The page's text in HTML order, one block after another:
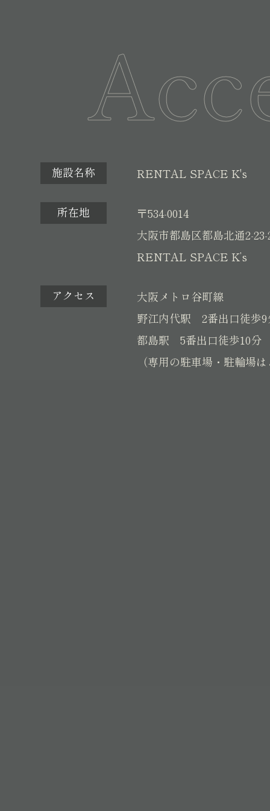
施設名称 RENTAL SPACE K's
所在地
〒534-0014
大阪市都島区都島北通2-
RENTAL SPACE K’s
アクセス
大阪メトロ谷町線
野江内代駅 2番出口徒歩9
都島駅 5番出口徒歩10分
（専用の駐車場・駐輪場